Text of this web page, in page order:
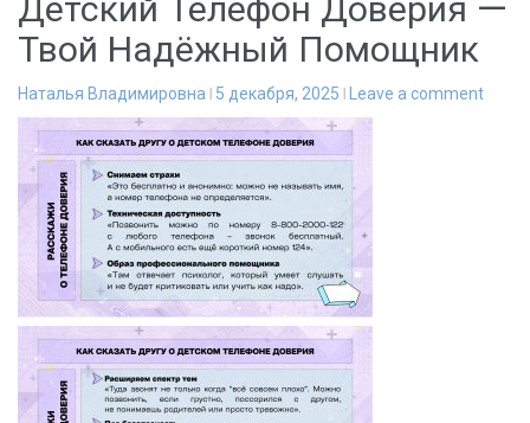
Твой Надёжный Помощник
Наталья Владимировна 5 декабря, 2025 Leave a comment